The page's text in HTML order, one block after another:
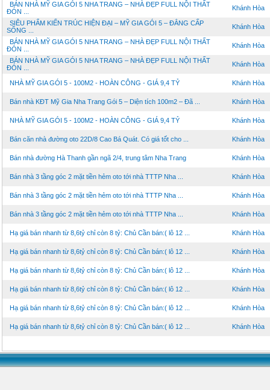
BÁN NHÀ MỸ GIA GÓI 5 NHA TRANG – NHÀ ĐẸP FULL NỘI THẤT
ĐÓN ...
Khánh Hòa
SIÊU PHẨM KIẾN TRÚC HIỆN ĐẠI – MỸ GIA GÓI 5 – ĐẲNG CẤP
SỐNG ...
Khánh Hòa
BÁN NHÀ MỸ GIA GÓI 5 NHA TRANG – NHÀ ĐẸP FULL NỘI THẤT
ĐÓN ...
Khánh Hòa
BÁN NHÀ MỸ GIA GÓI 5 NHA TRANG – NHÀ ĐẸP FULL NỘI THẤT
ĐÓN ...
Khánh Hòa
NHÀ MỸ GIA GÓI 5 - 100M2 - HOÀN CÔNG - GIÁ 9,4 TỶ Khánh Hòa
Bán nhà KĐT Mỹ Gia Nha Trang Gói 5 – Diện tích 100m2 – Đã ... Khánh Hòa
NHÀ MỸ GIA GÓI 5 - 100M2 - HOÀN CÔNG - GIÁ 9,4 TỶ Khánh Hòa
Bán căn nhà đường oto 22D/8 Cao Bá Quát. Có giá tốt cho ... Khánh Hòa
Bán nhà đường Hà Thanh gần ngã 2/4, trung tâm Nha Trang Khánh Hòa
Bán nhà 3 tầng góc 2 mặt tiền hẻm oto tới nhà TTTP Nha ... Khánh Hòa
Bán nhà 3 tầng góc 2 mặt tiền hẻm oto tới nhà TTTP Nha ... Khánh Hòa
Bán nhà 3 tầng góc 2 mặt tiền hẻm oto tới nhà TTTP Nha ... Khánh Hòa
Hạ giá bán nhanh từ 8,6tỷ chỉ còn 8 tỷ: Chủ Cần bán:( lô 12 ... Khánh Hòa
Hạ giá bán nhanh từ 8,6tỷ chỉ còn 8 tỷ: Chủ Cần bán:( lô 12 ... Khánh Hòa
Hạ giá bán nhanh từ 8,6tỷ chỉ còn 8 tỷ: Chủ Cần bán:( lô 12 ... Khánh Hòa
Hạ giá bán nhanh từ 8,6tỷ chỉ còn 8 tỷ: Chủ Cần bán:( lô 12 ... Khánh Hòa
Hạ giá bán nhanh từ 8,6tỷ chỉ còn 8 tỷ: Chủ Cần bán:( lô 12 ... Khánh Hòa
Hạ giá bán nhanh từ 8,6tỷ chỉ còn 8 tỷ: Chủ Cần bán:( lô 12 ... Khánh Hòa